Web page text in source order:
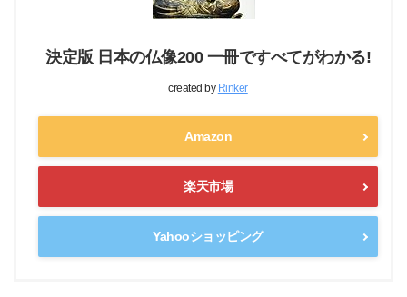
決定版 日本の仏像200 一冊ですべてがわかる!
created by Rinker
Amazon
楽天市場
Yahooショッピング